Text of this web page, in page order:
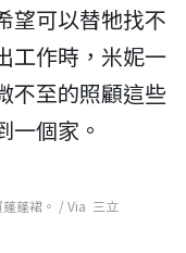
望可以替牠找不
工作時，米妮一
不至的照顧這些
一個家。
蓬裙。 / Via 三立